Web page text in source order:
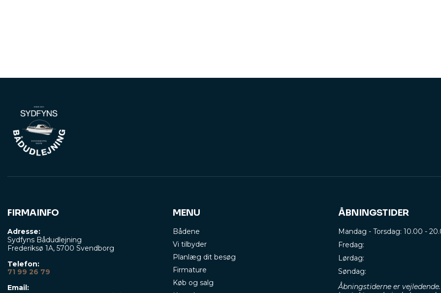
FIRMAINFO
Adresse:
Sydfyns Bådudlejning
Frederiksø 1A, 5700 Svendborg
Telefon:
71 99 26 79
Email:
MENU
Bådene
Vi tilbyder
Planlæg dit besøg
Firmature
Køb og salg
ÅBNINGSTIDER
Mandag - Torsdag: 10.00 -
Fredag:
Lørdag:
Søndag:
Åbningstiderne er